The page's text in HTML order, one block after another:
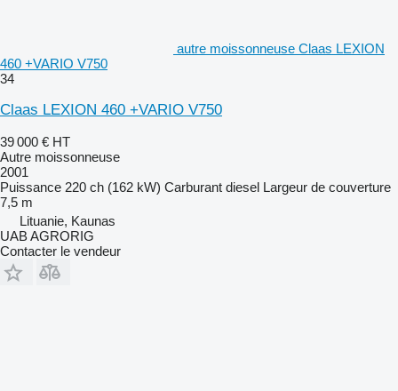
autre moissonneuse Claas LEXION
460 +VARIO V750
34
Claas LEXION 460 +VARIO V750
39 000 € HT
Autre moissonneuse
2001
Puissance 220 ch (162 kW) Carburant diesel Largeur de couverture
7,5 m
Lituanie, Kaunas
UAB AGRORIG
Contacter le vendeur